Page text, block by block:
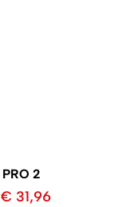
2
€ 31,96